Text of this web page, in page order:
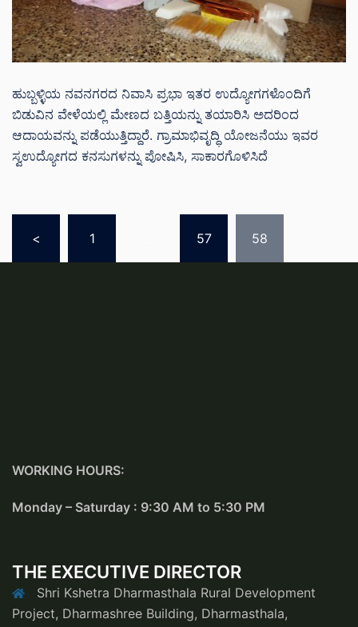
ಹುಬ್ಬಳ್ಳಿಯ ನವನಗರದ ನಿವಾಸಿ ಪ್ರಭಾ ಇತರ ಉದ್ಯೋಗಗಳೊಂದಿಗೆ
ಬಿಡುವಿನ ವೇಳೆಯಲ್ಲಿ ಮೇಣದ ಬತ್ತಿಯನ್ನು ತಯಾರಿಸಿ ಅದರಿಂದ
ಆದಾಯವನ್ನು ಪಡೆಯುತ್ತಿದ್ದಾರೆ. ಗ್ರಾಮಾಭಿವೃದ್ಧಿ ಯೋಜನೆಯು ಇವರ
ಸ್ವಉದ್ಯೋಗದ ಕನಸುಗಳನ್ನು ಪೋಷಿಸಿ, ಸಾಕಾರಗೊಳಿಸಿದೆ
pagination
< 1 57 58
WORKING HOURS:
Monday – Saturday : 9:30 AM to 5:30 PM
THE EXECUTIVE DIRECTOR
Shri Kshetra Dharmasthala Rural Development
Project, Dharmashree Building, Dharmasthala,